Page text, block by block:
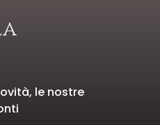
le nostre